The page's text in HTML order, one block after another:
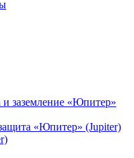
заземление «Юпитер»
«Юпитер» (Jupiter)